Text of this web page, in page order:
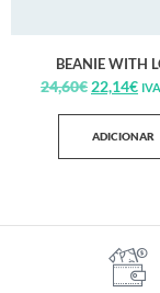
BEANIE WITH
24,60€ 22,14€
ADICIONAR